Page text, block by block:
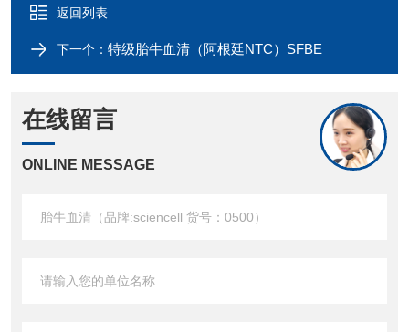
返回列表
下一个： 特级胎牛血清（阿根廷NTC）SFBE
在线留言
ONLINE MESSAGE